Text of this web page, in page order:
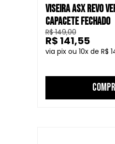
VISEIRA ASX REVO
CAPACETE FECHADO
R$ 149,00
10
R$
R$ 141,55